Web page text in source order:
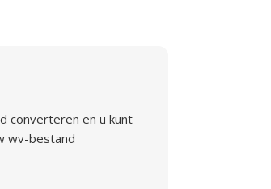
converteren en u kunt
wv-bestand